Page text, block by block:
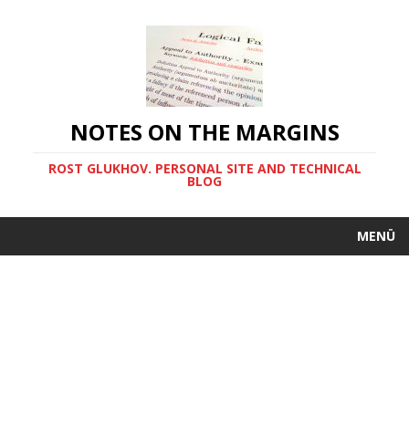
NOTES ON THE MARGINS
ROST GLUKHOV. PERSONAL SITE AND TECHNICAL
BLOG
MENÜ